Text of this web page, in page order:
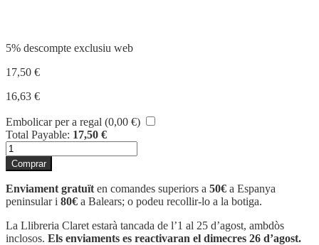
5% descompte exclusiu web
17,50 €
16,63 €
Embolicar per a regal (0,00 €)
Total Payable: 17,50 €
quantitat
de
LAS
PRINCESAS
TAMBIEN
SE
TIRAN
PEDOS
Comprar
Enviament gratuït en comandes superiors a 50€ a Espanya
peninsular i 80€ a Balears; o podeu recollir-lo a la botiga.
La Llibreria Claret estarà tancada de l’1 al 25 d’agost, ambdòs
inclosos. Els enviaments es reactivaran el dimecres 26 d’agost.